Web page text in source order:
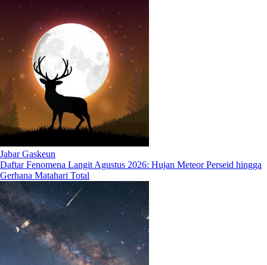
Jabar Gaskeun
Daftar Fenomena Langit Agustus 2026: Hujan Meteor Perseid hingga
Gerhana Matahari Total